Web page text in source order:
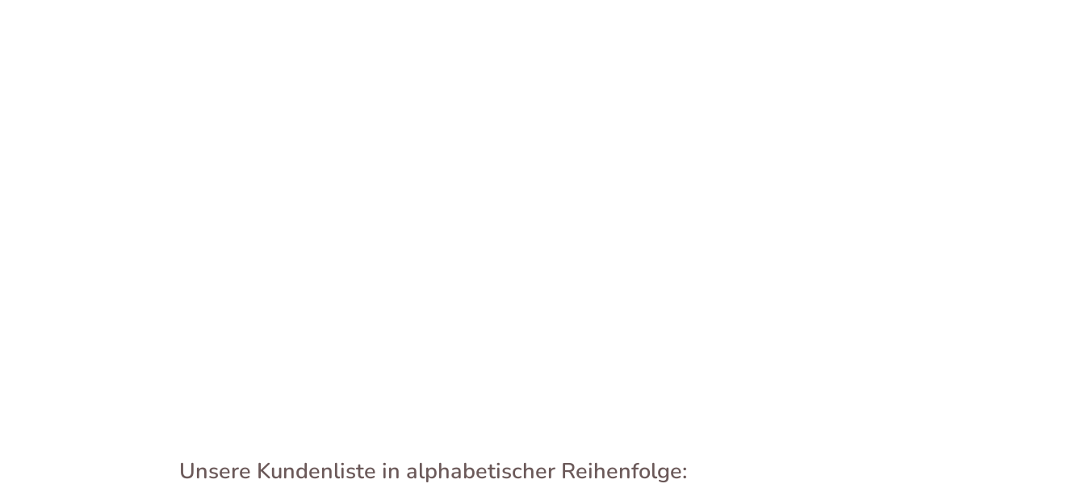
Unsere Kundenliste in alphabetischer Reihenfolge: